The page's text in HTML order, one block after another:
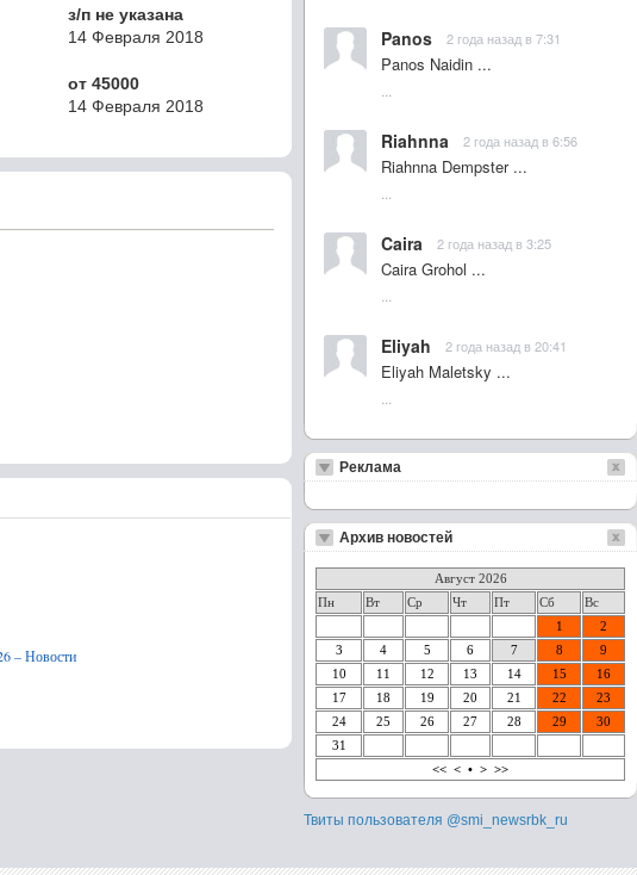
з/п не указана
14 Февраля 2018
от 45000
14 Февраля 2018
– Новости
Panos 2 года назад в 7:31
Panos Naidin ...
Riahnna 2 года назад в 6:56
Riahnna Dempster ...
Caira 2 года назад в 3:25
Caira Grohol ...
Eliyah 2 года назад в 20:41
Eliyah Maletsky ...
Реклама
Архив новостей
Август 2026
Пн
Вт Ср Чт Пт Сб
Вс
1
2
3
4 5 6 7 8
9
10
11 12 13 14 15
16
17
18 19 20 21 22
23
24
25 26 27 28 29
30
31
<< < • > >>
Твиты пользователя @smi_newsrbk_ru